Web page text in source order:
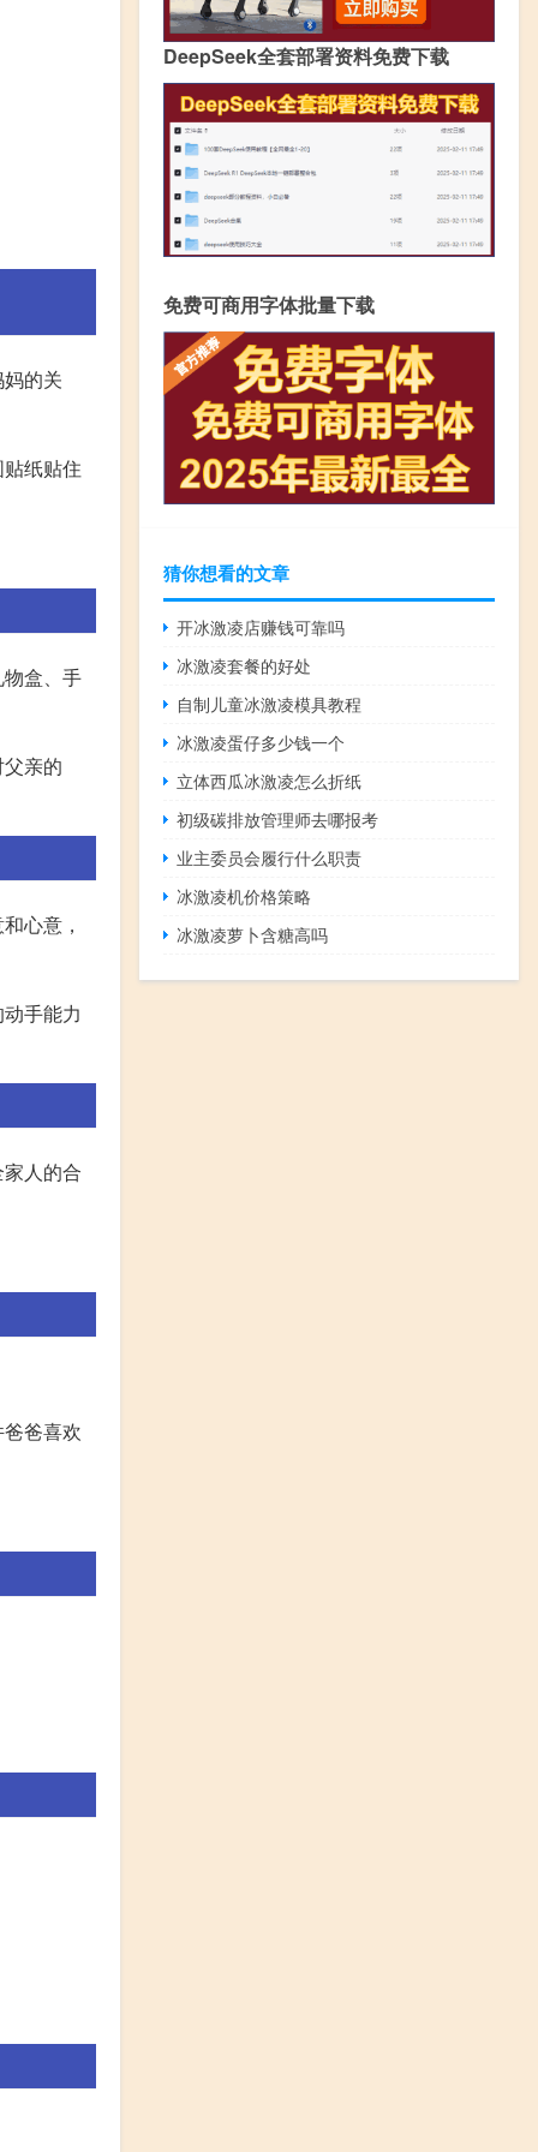
的关
纸贴住
盒、手
亲的
心意，
手能力
人的合
爸喜欢
DeepSeek全套部署资料免费下载
免费可商用字体批量下载
猜你想看的文章
开冰激凌店赚钱可靠吗
冰激凌套餐的好处
自制儿童冰激凌模具教程
冰激凌蛋仔多少钱一个
立体西瓜冰激凌怎么折纸
初级碳排放管理师去哪报考
业主委员会履行什么职责
冰激凌机价格策略
冰激凌萝卜含糖高吗